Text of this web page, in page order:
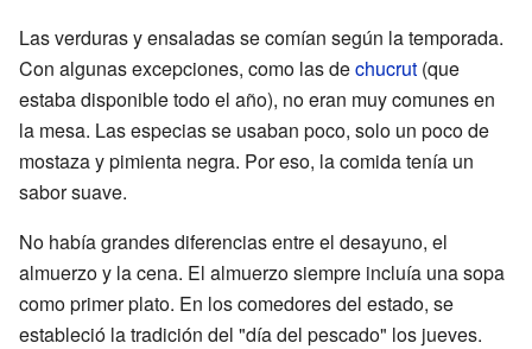
Las verduras y ensaladas se comían según la temporada.
Con algunas excepciones, como las dechucrut (que
estaba disponible todo el año), no eran muy comunes en
la mesa. Las especias se usaban poco, solo un poco de
mostaza y pimienta negra. Por eso, la comida tenía un
sabor suave.
No había grandes diferencias entre el desayuno, el
almuerzo y la cena. El almuerzo siempre incluía una sopa
como primer plato. En los comedores del estado, se
estableció la tradición del "día del pescado" los jueves.